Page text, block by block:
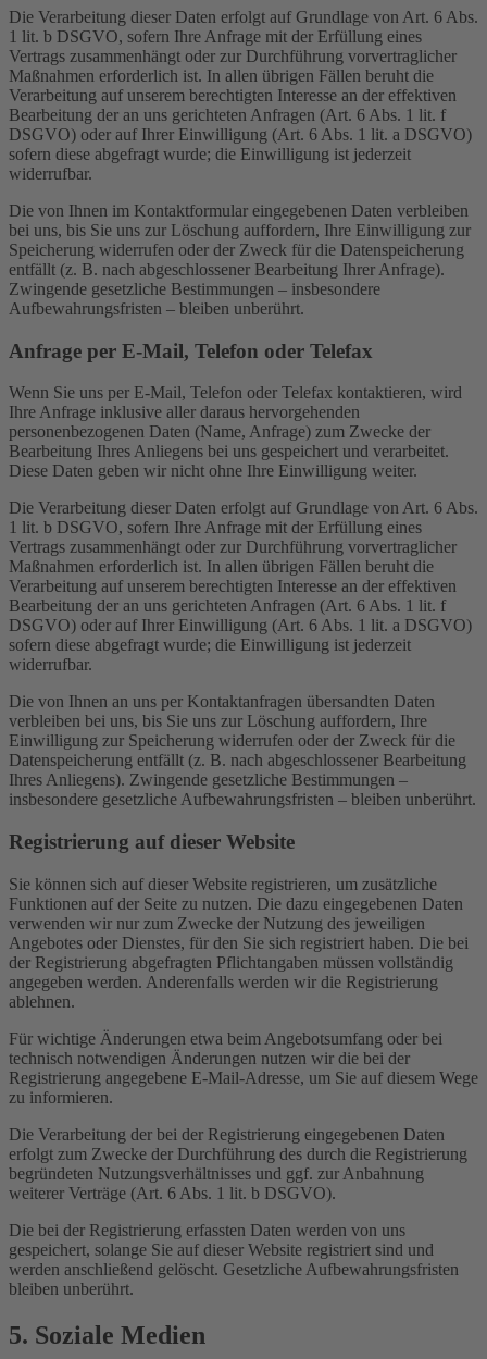
Die Verarbeitung dieser Daten erfolgt auf Grundlage von Art. 6 Abs.
1 lit. b DSGVO, sofern Ihre Anfrage mit der Erfüllung eines
Vertrags zusammenhängt oder zur Durchführung vorvertraglicher
Maßnahmen erforderlich ist. In allen übrigen Fällen beruht die
Verarbeitung auf unserem berechtigten Interesse an der effektiven
Bearbeitung der an uns gerichteten Anfragen (Art. 6 Abs. 1 lit. f
DSGVO) oder auf Ihrer Einwilligung (Art. 6 Abs. 1 lit. a DSGVO)
sofern diese abgefragt wurde; die Einwilligung ist jederzeit
widerrufbar.
Die von Ihnen im Kontaktformular eingegebenen Daten verbleiben
bei uns, bis Sie uns zur Löschung auffordern, Ihre Einwilligung zur
Speicherung widerrufen oder der Zweck für die Datenspeicherung
entfällt (z. B. nach abgeschlossener Bearbeitung Ihrer Anfrage).
Zwingende gesetzliche Bestimmungen – insbesondere
Aufbewahrungsfristen – bleiben unberührt.
Anfrage per E-Mail, Telefon oder Telefax
Wenn Sie uns per E-Mail, Telefon oder Telefax kontaktieren, wird
Ihre Anfrage inklusive aller daraus hervorgehenden
personenbezogenen Daten (Name, Anfrage) zum Zwecke der
Bearbeitung Ihres Anliegens bei uns gespeichert und verarbeitet.
Diese Daten geben wir nicht ohne Ihre Einwilligung weiter.
Die Verarbeitung dieser Daten erfolgt auf Grundlage von Art. 6 Abs.
1 lit. b DSGVO, sofern Ihre Anfrage mit der Erfüllung eines
Vertrags zusammenhängt oder zur Durchführung vorvertraglicher
Maßnahmen erforderlich ist. In allen übrigen Fällen beruht die
Verarbeitung auf unserem berechtigten Interesse an der effektiven
Bearbeitung der an uns gerichteten Anfragen (Art. 6 Abs. 1 lit. f
DSGVO) oder auf Ihrer Einwilligung (Art. 6 Abs. 1 lit. a DSGVO)
sofern diese abgefragt wurde; die Einwilligung ist jederzeit
widerrufbar.
Die von Ihnen an uns per Kontaktanfragen übersandten Daten
verbleiben bei uns, bis Sie uns zur Löschung auffordern, Ihre
Einwilligung zur Speicherung widerrufen oder der Zweck für die
Datenspeicherung entfällt (z. B. nach abgeschlossener Bearbeitung
Ihres Anliegens). Zwingende gesetzliche Bestimmungen –
insbesondere gesetzliche Aufbewahrungsfristen – bleiben unberührt.
Registrierung auf dieser Website
Sie können sich auf dieser Website registrieren, um zusätzliche
Funktionen auf der Seite zu nutzen. Die dazu eingegebenen Daten
verwenden wir nur zum Zwecke der Nutzung des jeweiligen
Angebotes oder Dienstes, für den Sie sich registriert haben. Die bei
der Registrierung abgefragten Pflichtangaben müssen vollständig
angegeben werden. Anderenfalls werden wir die Registrierung
ablehnen.
Für wichtige Änderungen etwa beim Angebotsumfang oder bei
technisch notwendigen Änderungen nutzen wir die bei der
Registrierung angegebene E-Mail-Adresse, um Sie auf diesem Wege
zu informieren.
Die Verarbeitung der bei der Registrierung eingegebenen Daten
erfolgt zum Zwecke der Durchführung des durch die Registrierung
begründeten Nutzungsverhältnisses und ggf. zur Anbahnung
weiterer Verträge (Art. 6 Abs. 1 lit. b DSGVO).
Die bei der Registrierung erfassten Daten werden von uns
gespeichert, solange Sie auf dieser Website registriert sind und
werden anschließend gelöscht. Gesetzliche Aufbewahrungsfristen
bleiben unberührt.
5. Soziale Medien